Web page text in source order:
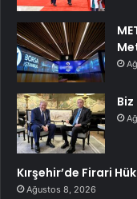
Kırşehir’de Firari
Ağustos 8, 2026